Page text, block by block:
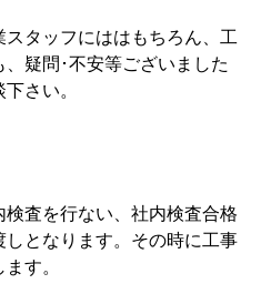
タッフにははもちろん、工
疑問･不安等ございました
さい。
検査を行ない、社内検査合格
しとなります。その時に工事
す。